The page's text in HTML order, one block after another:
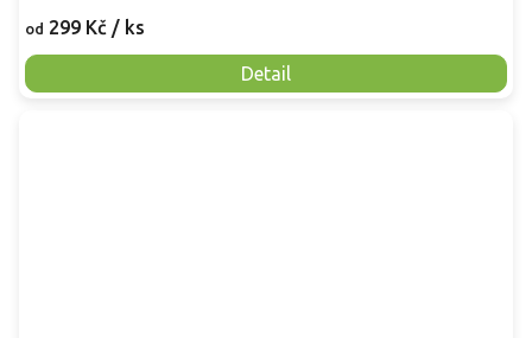
od 299 Kč / ks
Detail